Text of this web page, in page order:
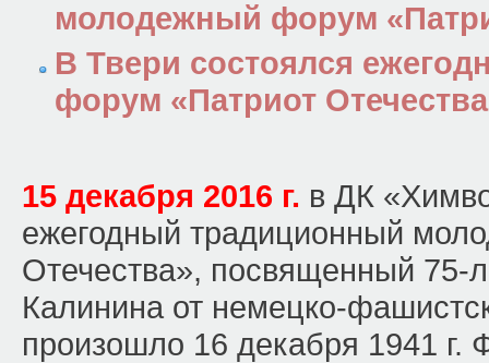
молодежный форум
В Твери состоялся
форум «Патриот
15 декабря 2016 г. в ДК
ежегодный традиционный
Отечества», посвященный 75-
Калинина от немецко-
произошло 16 декабря 1941 г.